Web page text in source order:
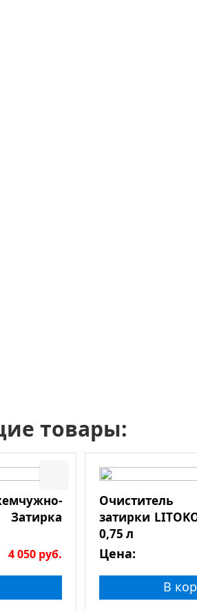
товары:
4 050 руб.
Очиститель
затирки
0,75 л
Цена:
В